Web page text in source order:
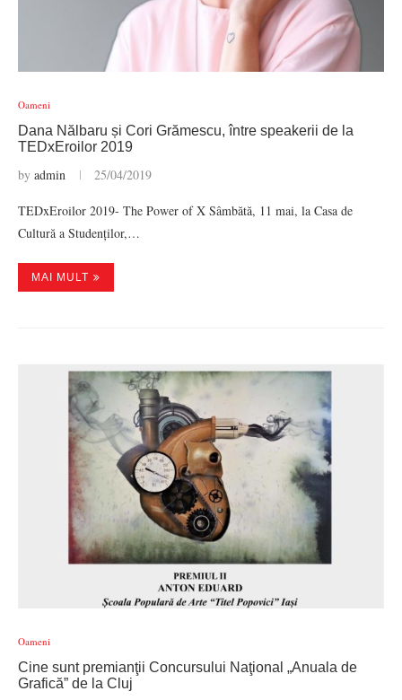
Oameni
Dana Nălbaru și Cori Grămescu, între speakerii de la
TEDxEroilor 2019
by admin 25/04/2019
TEDxEroilor 2019- The Power of X Sâmbătă, 11 mai, la Casa de
Cultură a Studenților,…
MAI MULT
Oameni
Cine sunt premianţii Concursului Naţional „Anuala de
Grafică” de la Cluj